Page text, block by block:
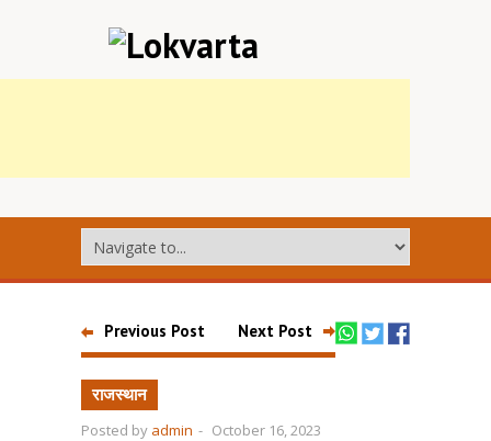
Previous Post Next Post
राजस्थान
Posted by admin - October 16, 2023